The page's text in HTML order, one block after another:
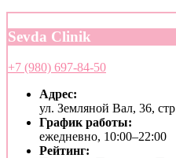
Sevda Clinik
+7 (980) 697-84-50
Адрес:
ул. Земляной Вал, 36,
График работы:
ежедневно, 10:00–22:00
Рейтинг: